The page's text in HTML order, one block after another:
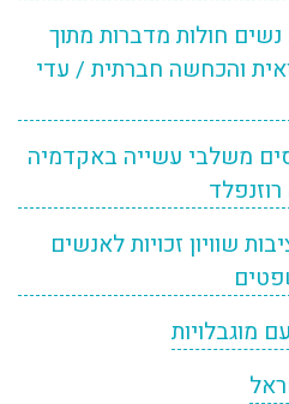
נשים חולות מדברות מתוך
והכחשה חברתית / עדי
משלבי עשייה באקדמיה
שוויון זכויות לאנשים
מוגבלויות